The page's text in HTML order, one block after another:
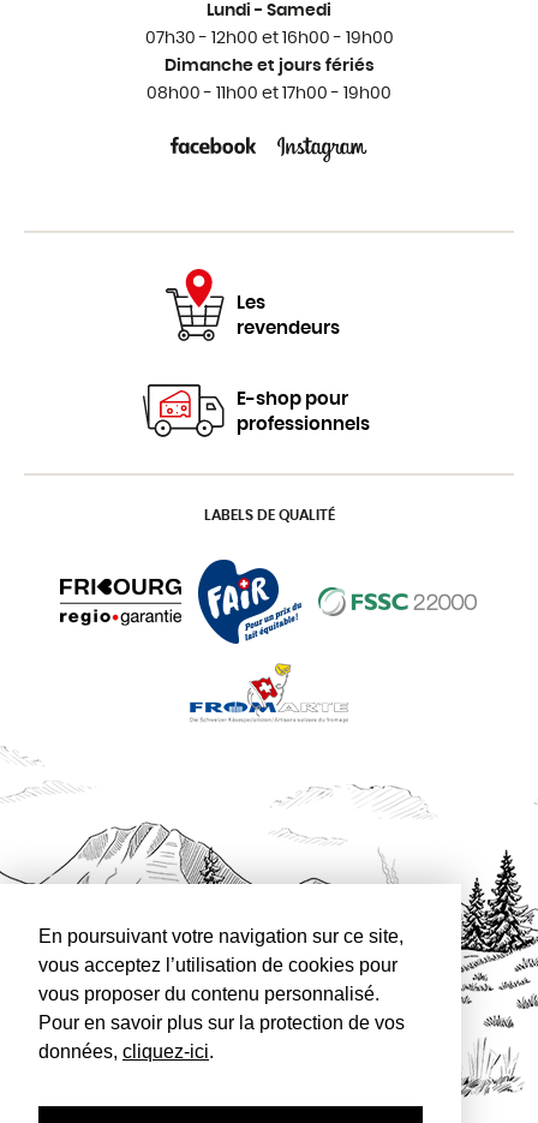
En poursuivant votre navigation sur ce site,
vous acceptez l’utilisation de cookies pour
vous proposer du contenu personnalisé.
Pour en savoir plus sur la protection de vos
données, cliquez-ici.
Lundi - Samedi
07h30 - 12h00 et 16h00 - 19h00
Dimanche et jours fériés
08h00 - 11h00 et 17h00 - 19h00
Les
revendeurs
E-shop pour
professionnels
LABELS DE QUALITÉ